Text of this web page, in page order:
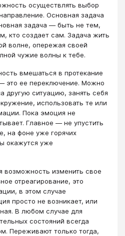
осуществлять выбор
Основная задача
задача — быть не тем,
кто создает сам. Задача жить
волне, опережая своей
чужие волны к тебе.
вмешаться в протекание
это ее переключение. Можно
другую ситуацию, занять себя
использовать те или
Пока эмоция не
Главное — не упустить
на фоне уже горячих
окажутся уже
возможность изменить свое
отреагирование, это
в этом случае
просто не возникает, или
В любом случае для
состояний всегда
Переживают только тогда,